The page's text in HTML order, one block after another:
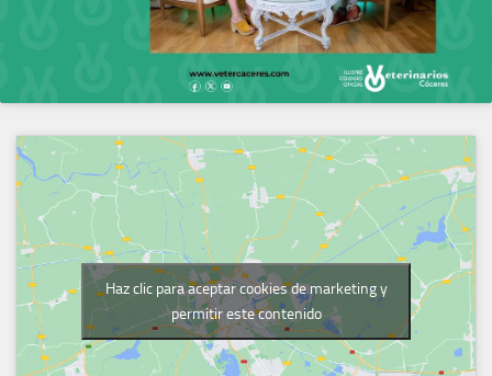
Haz clic para aceptar cookies de marketing y
permitir este contenido